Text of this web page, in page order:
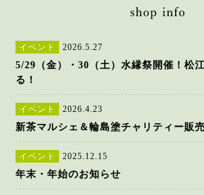
イベント 2026.5.27
5/29（金）・30（土）水縁祭開催！松
る！
イベント 2026.4.23
新茶マルシェ＆輪島塗チャリティー販
イベント 2025.12.15
年末・年始のお知らせ